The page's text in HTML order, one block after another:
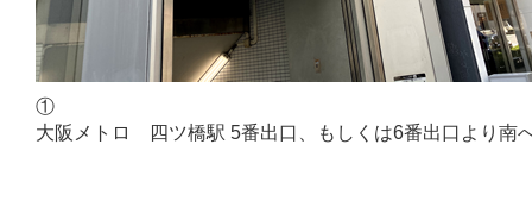
①
大阪メトロ 四ツ橋駅 5番出口、もしくは6番出口より南